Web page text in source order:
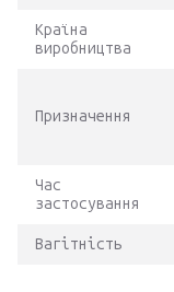
Країна
виробництва
Призначення
Час
застосування
Вагітність